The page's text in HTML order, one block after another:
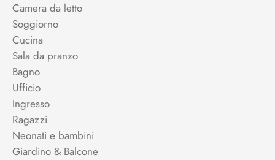
Camera da letto
Soggiorno
Cucina
Sala da pranzo
Bagno
Ufficio
Ingresso
Ragazzi
Neonati e bambini
Giardino & Balcone